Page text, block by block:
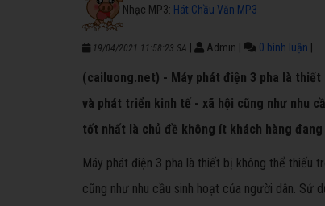
Nhạc MP3: Hát Chầu Văn MP3
19/04/2021 11:58:23 SA Admin 0 bình luận
(cailuong.net) - Máy phát điện 3 pha là
và phát triển kinh tế - xã hội cũng như nhu
tốt nhất là chủ đề không ít khách hàng
Máy phát điện 3 pha là thiết bị không thể thiếu
cũng như nhu cầu sinh hoạt của người dân. Sử